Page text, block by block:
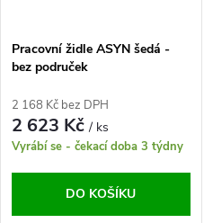
Pracovní židle ASYN šedá -
bez područek
2 168 Kč bez DPH
2 623 Kč/ ks
Vyrábí se - čekací doba 3 týdny
DO KOŠÍKU